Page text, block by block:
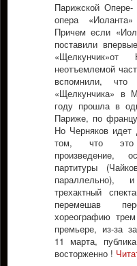
Парижской Опере-
опера
Причем если
поставили
неотъемлемой
вспомнили,
«Щелкунчика» в
году прошла в
Париже, по
Но Черняков
том, что это
произведение,
партитуры
трехактный
перемешав
хореографию
премьере, из-за
11 марта,
восторженно !